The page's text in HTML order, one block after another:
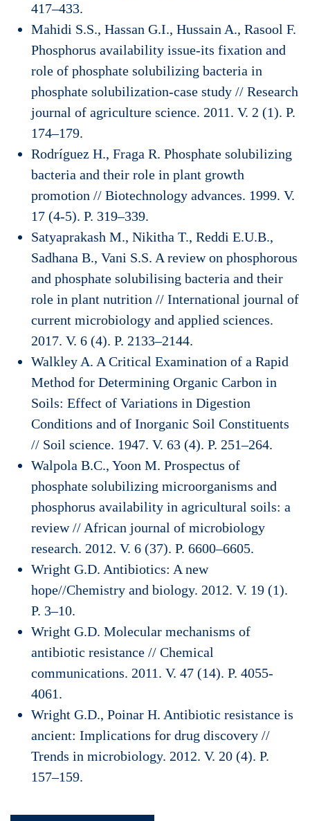
417–433.
Mahidi S.S., Hassan G.I., Hussain A., Rasool F.
Phosphorus availability issue-its fixation and
role of phosphate solubilizing bacteria in
phosphate solubilization-case study // Research
journal of agriculture science. 2011. V. 2 (1). P.
174–179.
Rodríguez H., Fraga R. Phosphate solubilizing
bacteria and their role in plant growth
promotion // Biotechnology advances. 1999. V.
17 (4-5). P. 319–339.
Satyaprakash M., Nikitha T., Reddi E.U.B.,
Sadhana B., Vani S.S. A review on phosphorous
and phosphate solubilising bacteria and their
role in plant nutrition // International journal of
current microbiology and applied sciences.
2017. V. 6 (4). P. 2133–2144.
Walkley A. A Critical Examination of a Rapid
Method for Determining Organic Carbon in
Soils: Effect of Variations in Digestion
Conditions and of Inorganic Soil Constituents
// Soil science. 1947. V. 63 (4). P. 251–264.
Walpola B.C., Yoon M. Prospectus of
phosphate solubilizing microorganisms and
phosphorus availability in agricultural soils: a
review // African journal of microbiology
research. 2012. V. 6 (37). P. 6600–6605.
Wright G.D. Antibiotics: A new
hope//Chemistry and biology. 2012. V. 19 (1).
P. 3–10.
Wright G.D. Molecular mechanisms of
antibiotic resistance // Chemical
communications. 2011. V. 47 (14). P. 4055-
4061.
Wright G.D., Poinar H. Antibiotic resistance is
ancient: Implications for drug discovery //
Trends in microbiology. 2012. V. 20 (4). P.
157–159.